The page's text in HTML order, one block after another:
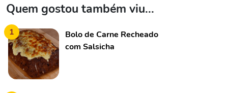
Quem gostou também viu...
1
Bolo de Carne Recheado
com Salsicha